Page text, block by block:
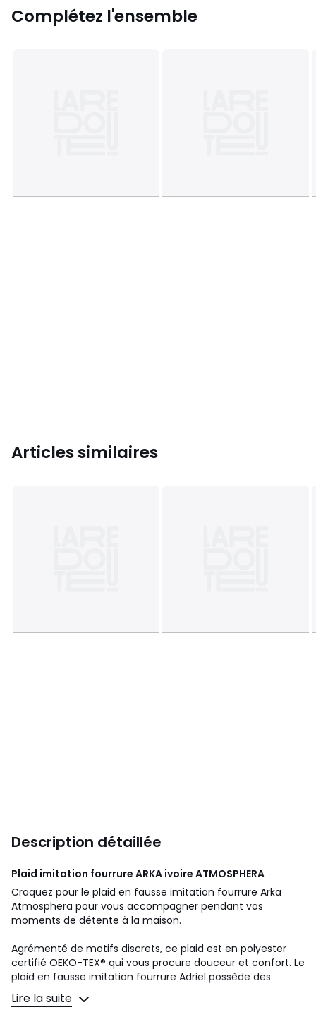
Complétez l'ensemble
Articles similaires
Description détaillée
Plaid imitation fourrure ARKA ivoire ATMOSPHERA
Craquez pour le plaid en fausse imitation fourrure Arka
Atmosphera pour vous accompagner pendant vos
moments de détente à la maison.
Agrémenté de motifs discrets, ce plaid est en polyester
certifié OEKO-TEX® qui vous procure douceur et confort. Le
plaid en fausse imitation fourrure Adriel possède des
dimensions importantes pour vous couvrir parfaitement.
Des coussins Atmosphera issus de la même collection
Lire la suite